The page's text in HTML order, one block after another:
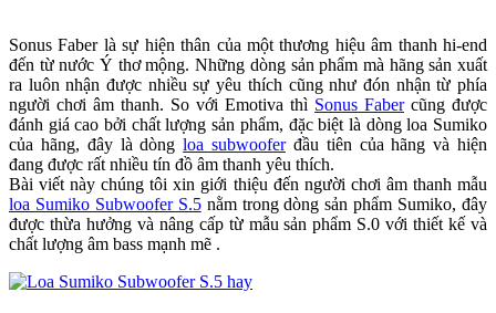
Sonus Faber là sự hiện thân của một thương hiệu âm thanh hi-end
đến từ nước Ý thơ mộng. Những dòng sản phẩm mà hãng sản xuất
ra luôn nhận được nhiều sự yêu thích cũng như đón nhận từ phía
người chơi âm thanh. So với Emotiva thì Sonus Fabercũng được
đánh giá cao bởi chất lượng sản phẩm, đặc biệt là dòng loa Sumiko
của hãng, đây là dòngloa subwooferđầu tiên của hãng và hiện
đang được rất nhiều tín đồ âm thanh yêu thích.
Bài viết này chúng tôi xin giới thiệu đến người chơi âm thanh mẫu
loa Sumiko Subwoofer S.5nằm trong dòng sản phẩm Sumiko, đây
được thừa hưởng và nâng cấp từ mẫu sản phẩm S.0 với thiết kế và
chất lượng âm bass mạnh mẽ .